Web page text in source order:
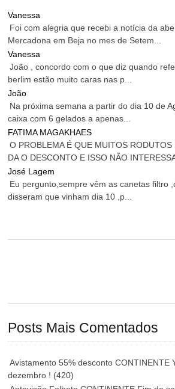
Vanessa
Foi com alegria que recebi a notícia da
Mercadona em Beja no mes de Setem...
Vanessa
João , concordo com o que diz quando
berlim estão muito caras nas p...
João
Na próxima semana a partir do dia 10 de
caixa com 6 gelados a apenas...
FATIMA MAGAKHAES
O PROBLEMA É QUE MUITOS
DA O DESCONTO E ISSO NÃO
José Lagem
Eu pergunto,sempre vêm as canetas filtro
disseram que vinham dia 10 ,p...
Posts Mais Comentados
Avistamento 55% desconto CONTINENTE
dezembro ! (420)